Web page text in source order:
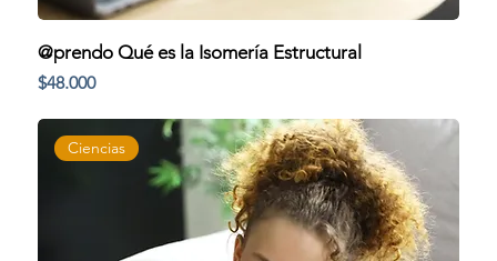
@prendo Qué es la Isomería Estructural
Precio
$48.000
Ciencias